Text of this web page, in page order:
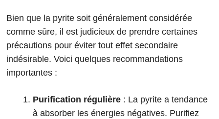
Bien que la pyrite soit généralement considérée
comme sûre, il est judicieux de prendre certaines
précautions pour éviter tout effet secondaire
indésirable. Voici quelques recommandations
importantes :
Purification régulière : La pyrite a tendance
à absorber les énergies négatives. Purifiez